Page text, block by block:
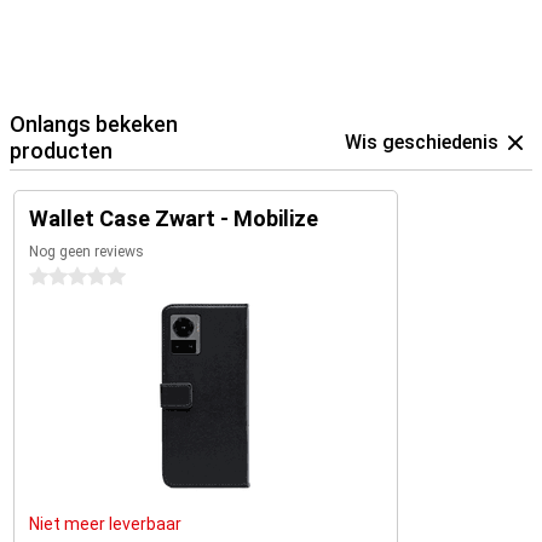
Onlangs bekeken
producten
Wis geschiedenis
Wallet Case Zwart - Mobilize
Nog geen reviews
0 sterren
Niet meer leverbaar